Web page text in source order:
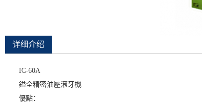
详细介绍
IC-60A
鎰全精密油壓滾牙機
優點：